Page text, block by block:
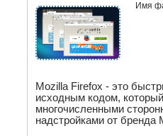
Имя
Mozilla Firefox - это
исходным кодом,
многочисленными
надстройками от бренда